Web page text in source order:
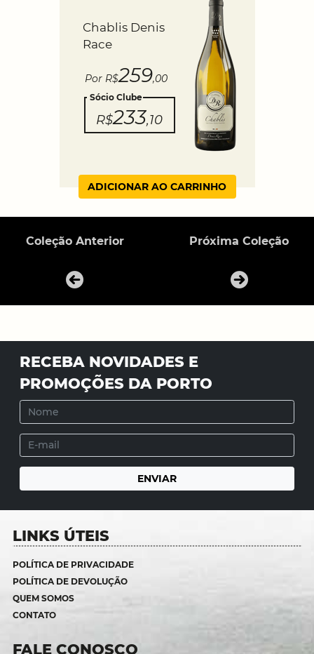
Chablis Denis
Race
Por R$259,00
Sócio Clube
R$233,10
ADICIONAR AO CARRINHO
Coleção Anterior Próxima Coleção
RECEBA NOVIDADES E
PROMOÇÕES DA PORTO
LINKS ÚTEIS
POLÍTICA DE PRIVACIDADE
POLÍTICA DE DEVOLUÇÃO
QUEM SOMOS
CONTATO
FALE CONOSCO